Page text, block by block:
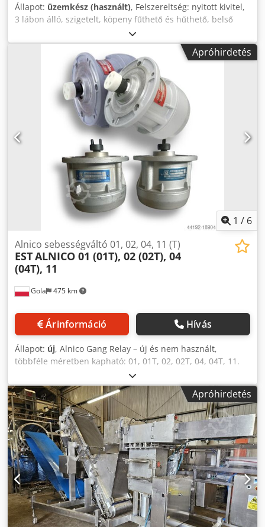
Állapot: üzemkész (használt), Felszereltség: nyitott kivitel,
3 lábon álló, szigetelt, köpeny fűthető és hűthető, belső
bevonat réz, keverő-/vágóberendezés, a köpenyben
különböző csonkok melegvízhez/jeges vízhez, kifolyócsonk
névleges átmérő DN 65, DN 25-re szűkítve, űrtartalom:
1200 liter, külső átmérő: 1770 mm, belső átmérő: 1600 mm,
keverővel mért magasság: 1550 mm, kád magasság: 1000
mm. Helyszíni megtekintés lehetséges. Dwsdpfx Apjy
Apróhirdetés
1 / 6
Gola 475 km
Alnico sebességváltó 01, 02, 04, 11 (T)
ESTALNICO 01 (01T), 02 (02T), 04
(04T), 11
Árinformáció Hívás
Állapot: új, Alnico Gang Relay – új és nem használt,
többféle méretben kapható: 01, 01T, 02, 02T, 04, 04T, 11.
Apróhirdetés